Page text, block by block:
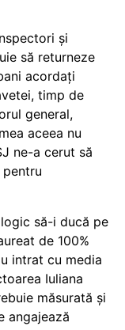
și
să returneze
acordați
timp de
general,
aceea nu
ne-a cerut să
să-i ducă pe
de 100%
intrat cu media
Iuliana
măsurată și
angajează